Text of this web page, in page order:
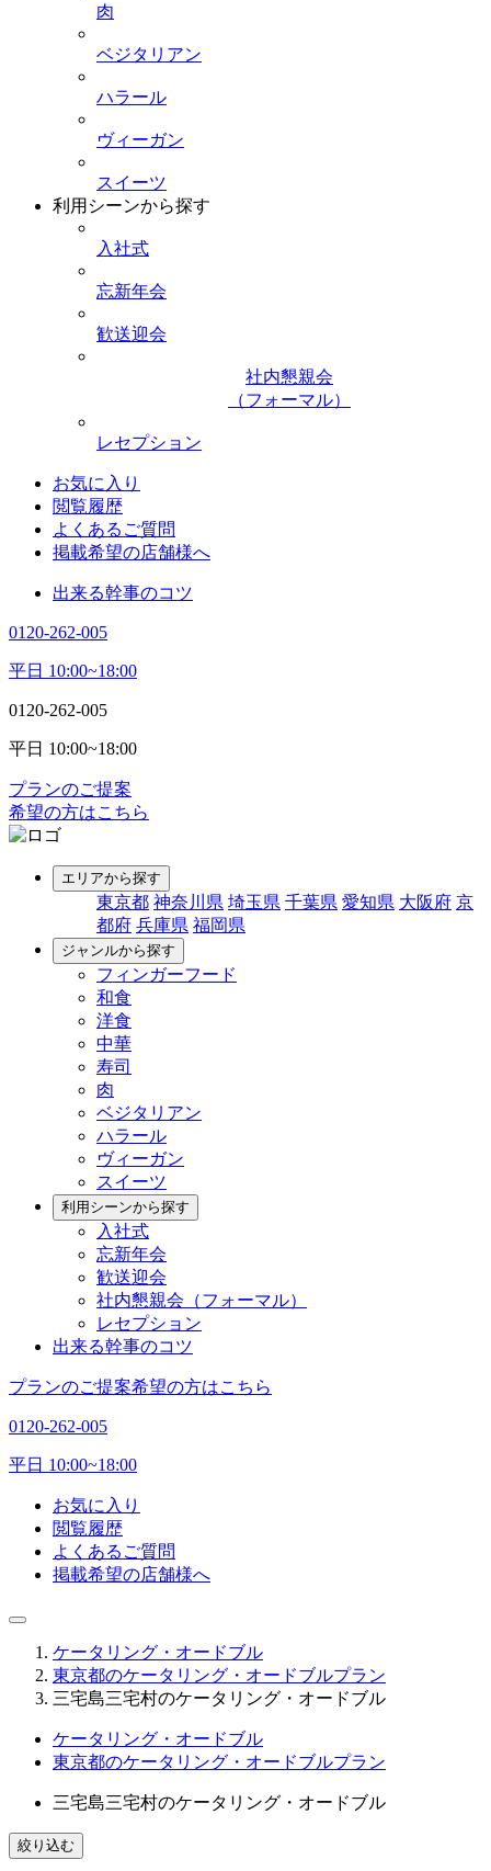
肉
ベジタリアン
ハラール
ヴィーガン
スイーツ
利用シーンから探す
入社式
忘新年会
歓送迎会
社内懇親会
（フォーマル）
レセプション
お気に入り
閲覧履歴
よくあるご質問
掲載希望の店舗様へ
出来る幹事のコツ
0120-262-005
平日 10:00~18:00
0120-262-005
平日 10:00~18:00
プランのご提案
希望の方はこちら
エリアから探す
東京都 神奈川県 埼玉県 千葉県 愛知県 大阪府 京
都府 兵庫県 福岡県
ジャンルから探す
フィンガーフード
和食
洋食
中華
寿司
肉
ベジタリアン
ハラール
ヴィーガン
スイーツ
利用シーンから探す
入社式
忘新年会
歓送迎会
社内懇親会（フォーマル）
レセプション
出来る幹事のコツ
プランのご提案希望の方はこちら
0120-262-005
平日 10:00~18:00
お気に入り
閲覧履歴
よくあるご質問
掲載希望の店舗様へ
ケータリング・オードブル
東京都のケータリング・オードブルプラン
三宅島三宅村のケータリング・オードブル
ケータリング・オードブル
東京都のケータリング・オードブルプラン
三宅島三宅村のケータリング・オードブル
絞り込む